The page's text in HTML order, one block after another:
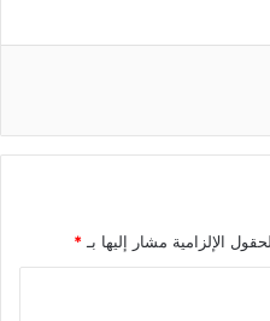
الإلزامية مشار إليها بـ *